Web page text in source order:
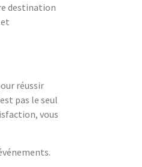
destination
réussir
pas le seul
vous